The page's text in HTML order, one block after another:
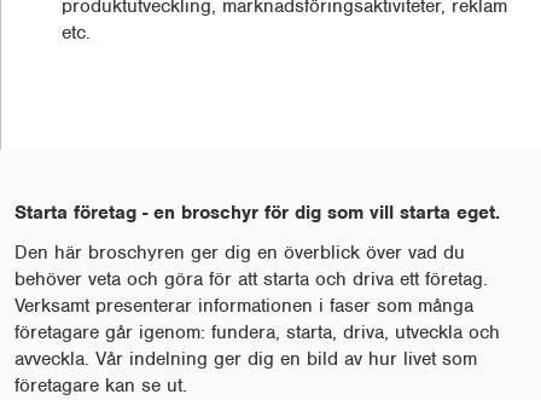
produktutveckling, marknadsföringsaktiviteter, reklam
etc.
Starta företag - en broschyr för dig som vill starta eget.
Den här broschyren ger dig en överblick över vad du
behöver veta och göra för att starta och driva ett företag.
Verksamt presenterar informationen i faser som många
företagare går igenom: fundera, starta, driva, utveckla och
avveckla. Vår indelning ger dig en bild av hur livet som
företagare kan se ut.